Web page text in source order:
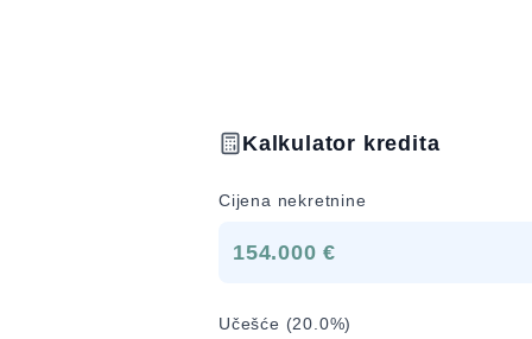
Kalkulator kredita
Cijena nekretnine
154.000 €
Učešće (20.0%)